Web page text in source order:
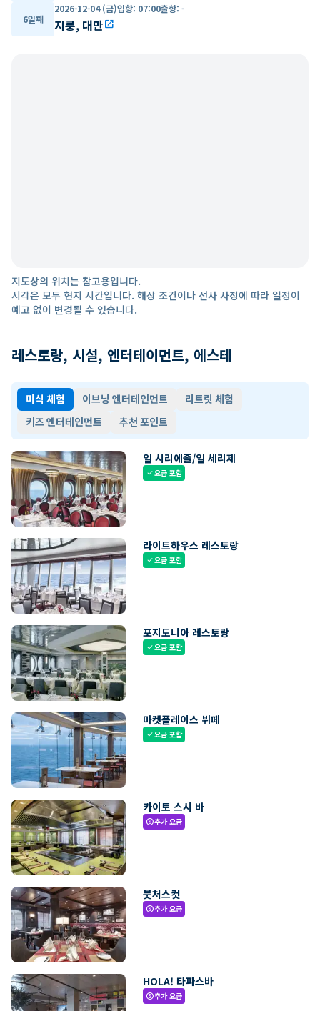
6일째
2026-12-04 (금)입항: 07:00출항: -
지룽, 대만open_in_new
지도상의 위치는 참고용입니다.
시각은 모두 현지 시간입니다. 해상 조건이나 선사 사정에 따라 일정이
예고 없이 변경될 수 있습니다.
레스토랑, 시설, 엔터테이먼트, 에스테
미식 체험 이브닝 엔터테인먼트
리트릿 체험
키즈 엔터테인먼트
추천 포인트
일 시리에졸/일 세리제
check요금 포함
라이트하우스 레스토랑
check요금 포함
포지도니아 레스토랑
check요금 포함
마켓플레이스 뷔페
check요금 포함
카이토 스시 바
paid추가 요금
붓처스컷
paid추가 요금
HOLA! 타파스바
paid추가 요금